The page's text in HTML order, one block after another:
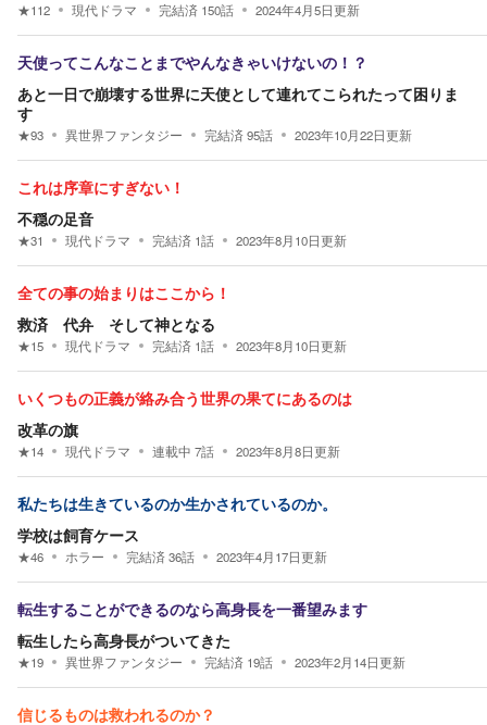
★112 現代ドラマ 完結済 150話 2024年4月5日更新
天使ってこんなことまでやんなきゃいけないの！？
あと一日で崩壊する世界に天使として連れてこられたって困りま
す
★93 異世界ファンタジー 完結済95話 2023年10月22日更新
これは序章にすぎない！
不穏の足音
★31 現代ドラマ 完結済 1話 2023年8月10日更新
全ての事の始まりはここから！
救済 代弁 そして神となる
★15 現代ドラマ 完結済 1話 2023年8月10日更新
いくつもの正義が絡み合う世界の果てにあるのは
改革の旗
★14 現代ドラマ 連載中 7話 2023年8月8日更新
私たちは生きているのか生かされているのか。
学校は飼育ケース
★46 ホラー 完結済36話 2023年4月17日更新
転生することができるのなら高身長を一番望みます
転生したら高身長がついてきた
★19 異世界ファンタジー 完結済 19話 2023年2月14日更新
信じるものは救われるのか？